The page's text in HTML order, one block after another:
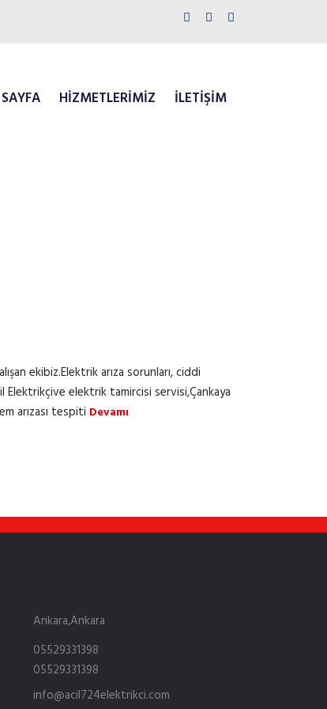
HIZMETLERIMIZ İLETİŞİM
ekibiz.Elektrik arıza sorunları, ciddi
Elektrikçive elektrik tamircisi servisi,Çankaya
arızası tespiti Devamı
Ankara,Ankara
05529331398
05529331398
info@acil724elektrikci.com